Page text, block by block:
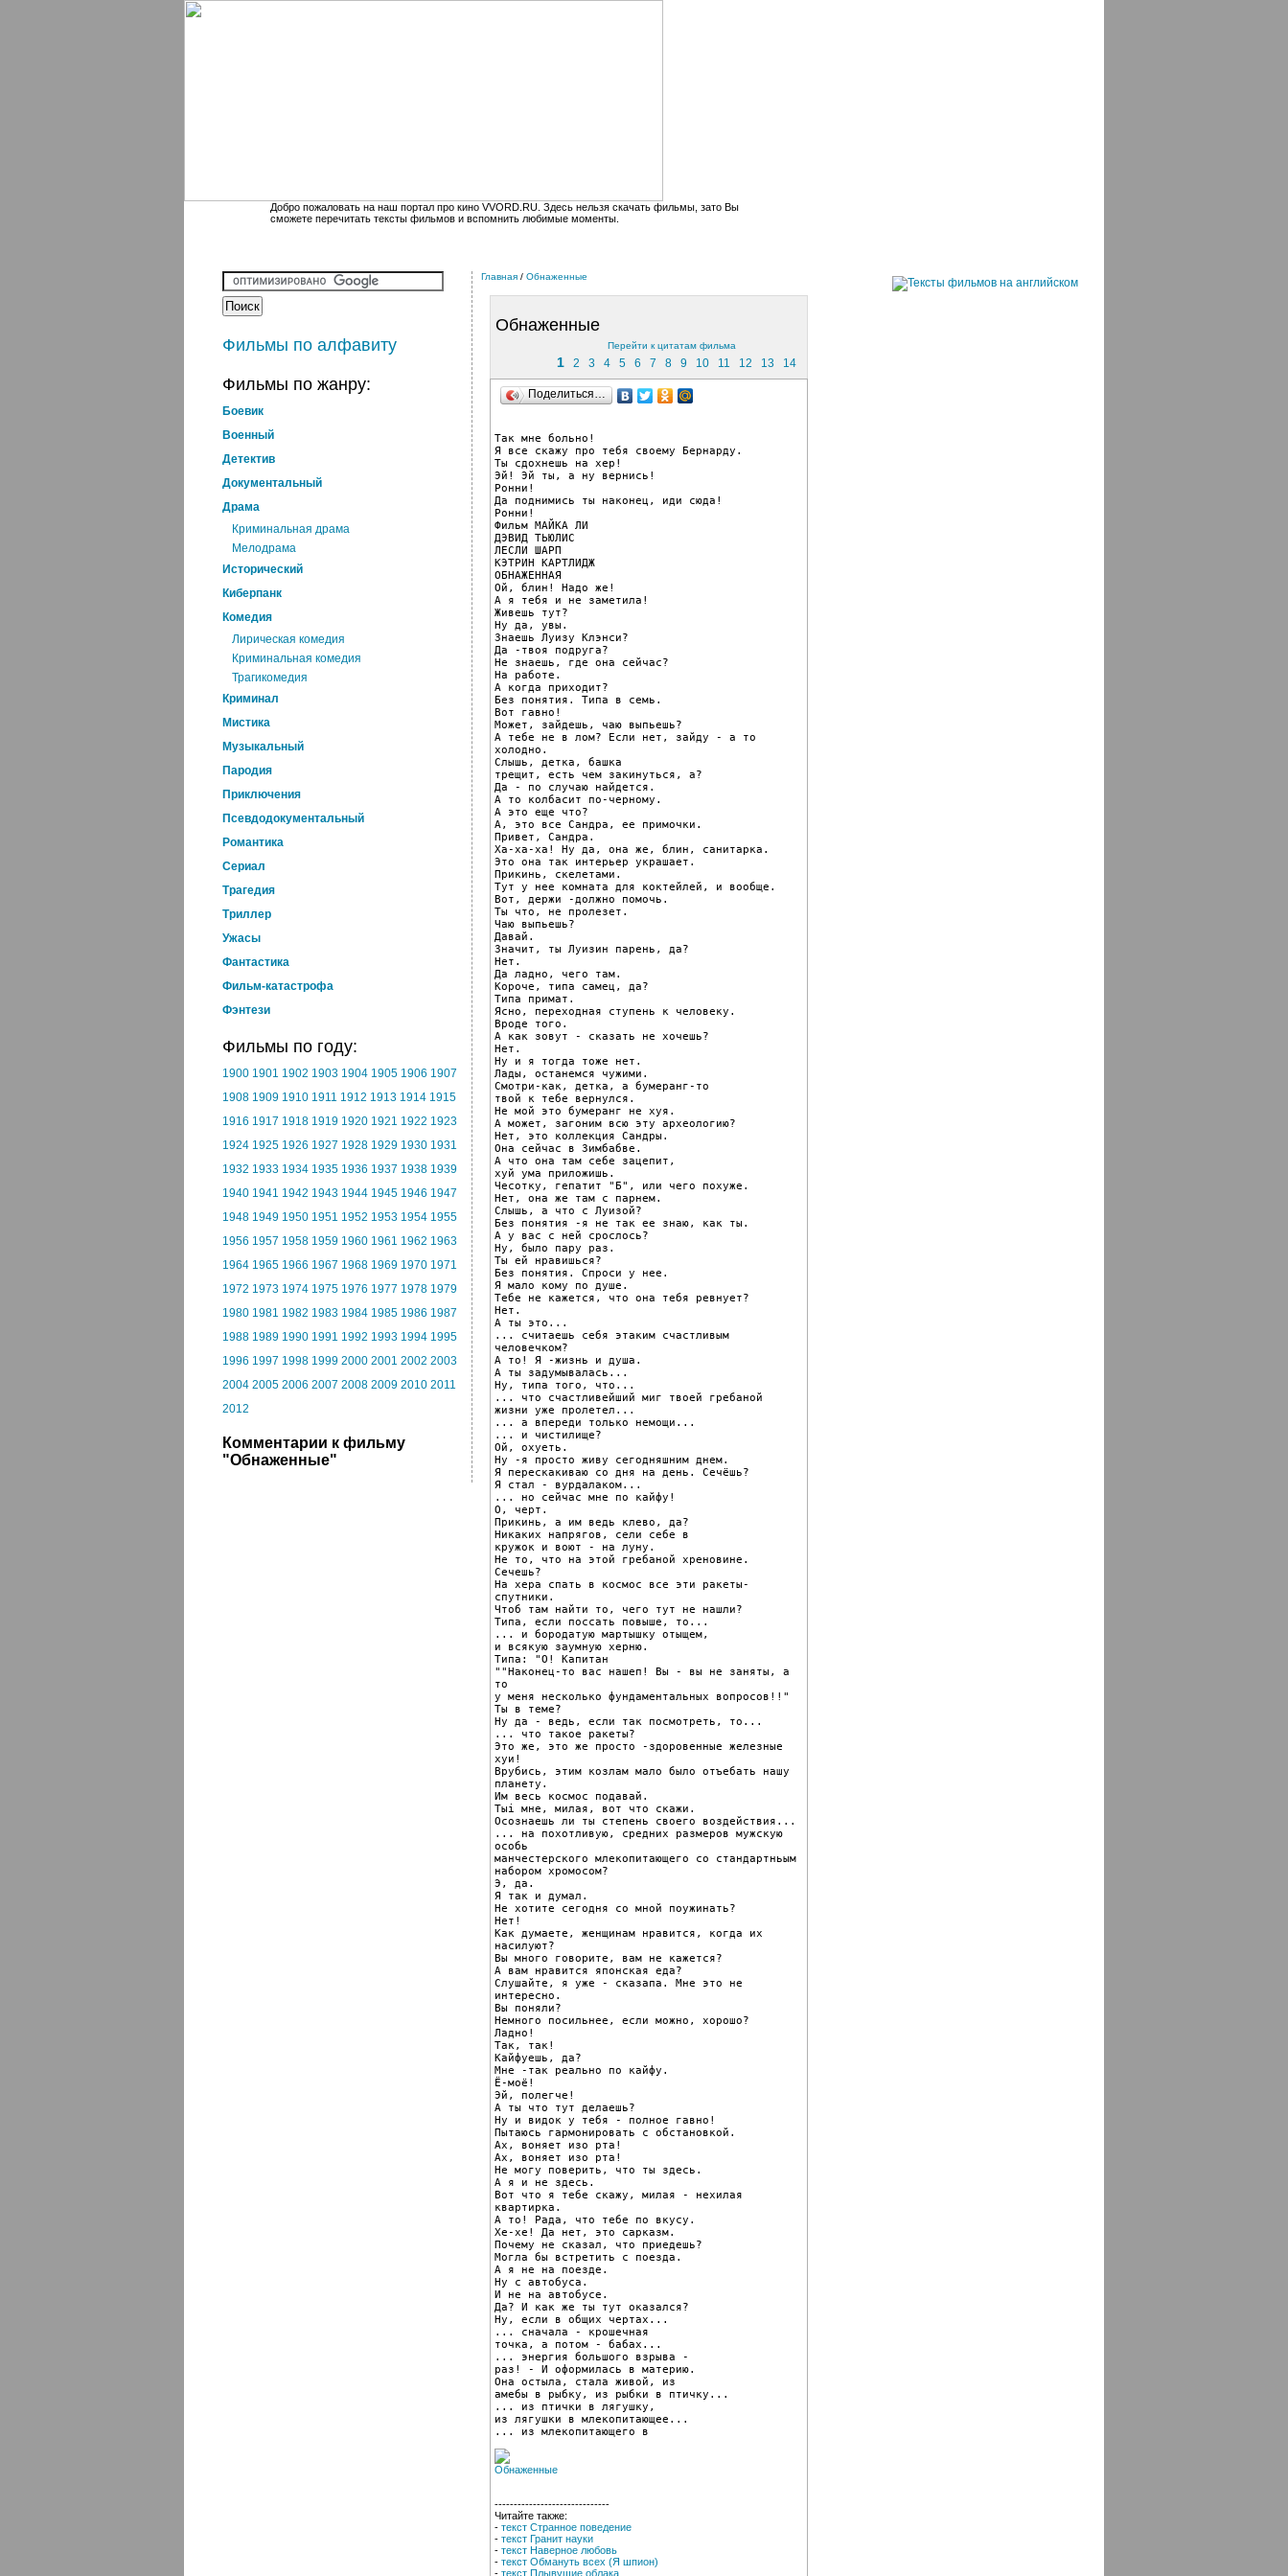
Добро пожаловать на наш портал про кино VVORD.RU. Здесь нельзя скачать фильмы, зато Вы
сможете перечитать тексты фильмов и вспомнить любимые моменты.
Фильмы по алфавиту
Фильмы по жанру:
Боевик
Военный
Детектив
Документальный
Драма
Криминальная драма
Мелодрама
Исторический
Киберпанк
Комедия
Лирическая комедия
Криминальная комедия
Трагикомедия
Криминал
Мистика
Музыкальный
Пародия
Приключения
Псевдодокументальный
Романтика
Cериал
Трагедия
Триллер
Ужасы
Фантастика
Фильм-катастрофа
Фэнтези
Фильмы по году:
1900 1901 1902 1903 1904 1905 1906 1907
1908 1909 1910 1911 1912 1913 1914 1915
1916 1917 1918 1919 1920 1921 1922 1923
1924 1925 1926 1927 1928 1929 1930 1931
1932 1933 1934 1935 1936 1937 1938 1939
1940 1941 1942 1943 1944 1945 1946 1947
1948 1949 1950 1951 1952 1953 1954 1955
1956 1957 1958 1959 1960 1961 1962 1963
1964 1965 1966 1967 1968 1969 1970 1971
1972 1973 1974 1975 1976 1977 1978 1979
1980 1981 1982 1983 1984 1985 1986 1987
1988 1989 1990 1991 1992 1993 1994 1995
1996 1997 1998 1999 2000 2001 2002 2003
2004 2005 2006 2007 2008 2009 2010 2011
2012
Комментарии к фильму
"Обнаженные"
Главная / Обнаженные
Обнаженные
Перейти к цитатам фильма
1 2 3 4 5 6 7 8 9 10 11 12 13 14
Поделиться…
Так мне больно!
Я все скажу про тебя своему Бернарду.
Ты сдохнешь на хер!
Эй! Эй ты, а ну вернись!
Ронни!
Да поднимись ты наконец, иди сюда!
Ронни!
Фильм МАЙКА ЛИ
ДЭВИД ТЬЮЛИС
ЛЕСЛИ ШАРП
КЭТРИН КАРТЛИДЖ
ОБНАЖЕННАЯ
Ой, блин! Надо же!
А я тебя и не заметила!
Живешь тут?
Ну да, увы.
Знаешь Луизу Клэнси?
Да -твоя подруга?
Не знаешь, где она сейчас?
На работе.
А когда приходит?
Без понятия. Типа в семь.
Вот гавно!
Может, зайдешь, чаю выпьешь?
А тебе не в лом? Если нет, зайду - а то
холодно.
Слышь, детка, башка
трещит, есть чем закинуться, а?
Да - по случаю найдется.
А то колбасит по-черному.
А это еще что?
А, это все Сандра, ее примочки.
Привет, Сандра.
Ха-ха-ха! Ну да, она же, блин, санитарка.
Это она так интерьер украшает.
Прикинь, скелетами.
Тут у нее комната для коктейлей, и вообще.
Вот, держи -должно помочь.
Ты что, не пролезет.
Чаю выпьешь?
Давай.
Значит, ты Луизин парень, да?
Нет.
Да ладно, чего там.
Короче, типа самец, да?
Типа примат.
Ясно, переходная ступень к человеку.
Вроде того.
А как зовут - сказать не хочешь?
Нет.
Ну и я тогда тоже нет.
Лады, останемся чужими.
Смотри-как, детка, а бумеранг-то
твой к тебе вернулся.
Не мой это бумеранг не хуя.
А может, загоним всю эту археологию?
Нет, это коллекция Сандры.
Она сейчас в Зимбабве.
А что она там себе зацепит,
хуй ума приложишь.
Чесотку, гепатит "Б", или чего похуже.
Нет, она же там с парнем.
Слышь, а что с Луизой?
Без понятия -я не так ее знаю, как ты.
А у вас с ней срослось?
Ну, было пару раз.
Ты ей нравишься?
Без понятия. Спроси у нее.
Я мало кому по душе.
Тебе не кажется, что она тебя ревнует?
Нет.
А ты это...
... считаешь себя этаким счастливым
человечком?
А то! Я -жизнь и душа.
А ты задумывалась...
Ну, типа того, что...
... что счастливейший миг твоей гребаной
жизни уже пролетел...
... а впереди только немощи...
... и чистилище?
Ой, охуеть.
Ну -я просто живу сегодняшним днем.
Я перескакиваю со дня на день. Сечёшь?
Я стал - вурдалаком...
... но сейчас мне по кайфу!
О, черт.
Прикинь, а им ведь клево, да?
Никаких напрягов, сели себе в
кружок и воют - на луну.
Не то, что на этой гребаной хреновине.
Сечешь?
На хера спать в космос все эти ракеты-
спутники.
Чтоб там найти то, чего тут не нашли?
Типа, если поссать повыше, то...
... и бородатую мартышку отыщем,
и всякую заумную херню.
Типа: "О! Капитан
""Наконец-то вас нашеп! Вы - вы не заняты, а
то
у меня несколько фундаментальных вопросов!!"
Ты в теме?
Ну да - ведь, если так посмотреть, то...
... что такое ракеты?
Это же, это же просто -здоровенные железные
хуи!
Врубись, этим козлам мало было отъебать нашу
планету.
Им весь космос подавай.
Тыi мне, милая, вот что скажи.
Осознаешь ли ты степень своего воздействия...
... на похотливую, средних размеров мужскую
особь
манчестерского млекопитающего со стандартньым
набором хромосом?
Э, да.
Я так и думал.
Не хотите сегодня со мной поужинать?
Нет!
Как думаете, женщинам нравится, когда их
насилуют?
Вы много говорите, вам не кажется?
А вам нравится японская еда?
Слушайте, я уже - сказапа. Мне это не
интересно.
Вы поняли?
Немного посильнее, если можно, хорошо?
Ладно!
Так, так!
Кайфуешь, да?
Мне -так реально по кайфу.
Ё-моё!
Эй, полегче!
А ты что тут делаешь?
Ну и видок у тебя - полное гавно!
Пытаюсь гармонировать с обстановкой.
Ах, воняет изо рта!
Ах, воняет изо рта!
Не могу поверить, что ты здесь.
А я и не здесь.
Вот что я тебе скажу, милая - нехилая
квартирка.
А то! Рада, что тебе по вкусу.
Хе-хе! Да нет, это сарказм.
Почему не сказал, что приедешь?
Могла бы встретить с поезда.
А я не на поезде.
Ну с автобуса.
И не на автобусе.
Да? И как же ты тут оказался?
Ну, если в общих чертах...
... сначала - крошечная
точка, а потом - бабах...
... энергия большого взрыва -
раз! - И оформилась в материю.
Она остыла, стала живой, из
амебы в рыбку, из рыбки в птичку...
... из птички в лягушку,
из лягушки в млекопитающее...
... из млекопитающего в
------------------------------
Читайте также:
- текст Странное поведение
- текст Гранит науки
- текст Наверное любовь
- текст Обмануть всех (Я шпион)
- текст Плывущие облака